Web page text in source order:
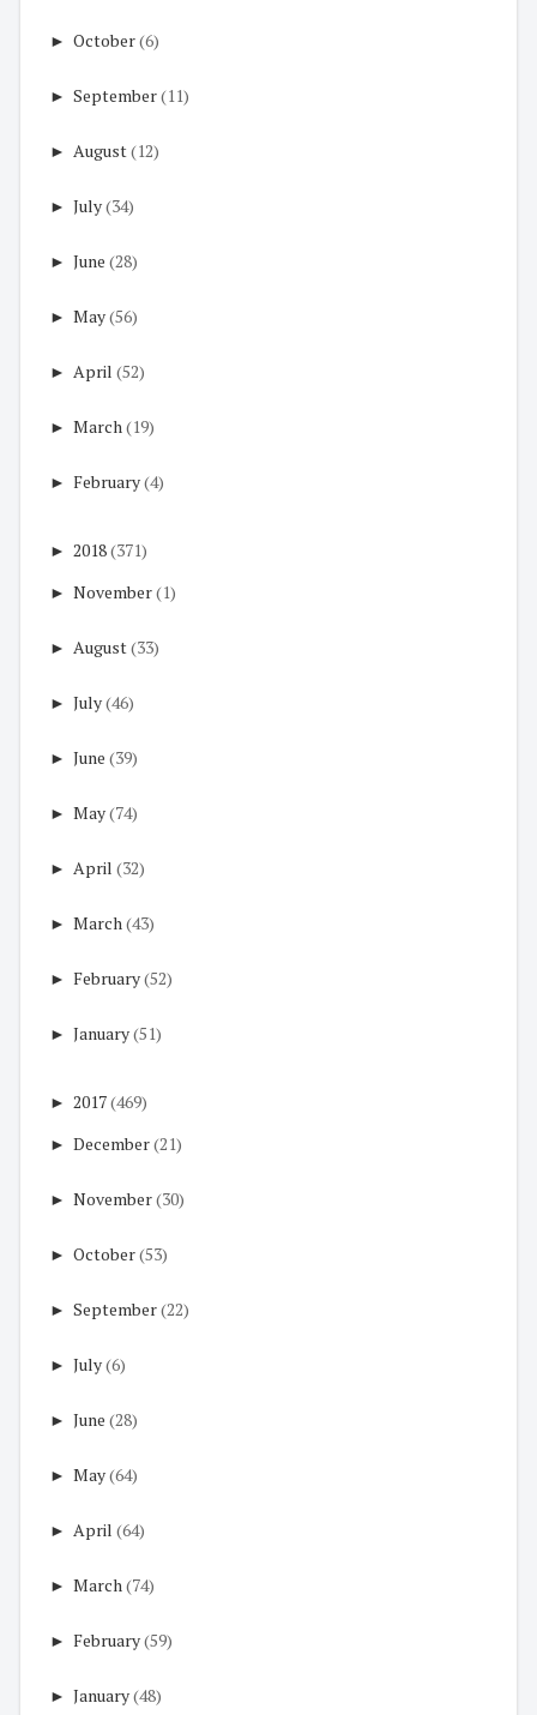
► October(6)
► September(11)
► August(12)
► July(34)
► June (28)
► May(56)
► April (52)
► March(19)
► February(4)
► 2018(371)
► November(1)
► August(33)
► July(46)
► June (39)
► May(74)
► April (32)
► March(43)
► February(52)
► January(51)
► 2017(469)
► December(21)
► November(30)
► October(53)
► September(22)
► July(6)
► June (28)
► May(64)
► April (64)
► March(74)
► February(59)
► January(48)